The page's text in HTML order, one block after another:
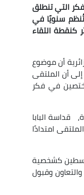
التي تنطلق
تُنظم سنويًا في
كنقطة التقاء
أن موضوع
أن الملتقى
في فكر
قداسة البابا
امتدادًا
كشخصية
وقبول